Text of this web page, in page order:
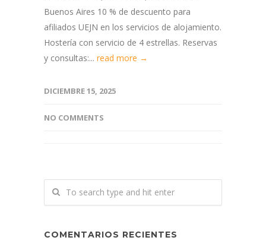
Buenos Aires 10 % de descuento para
afiliados UEJN en los servicios de alojamiento.
Hostería con servicio de 4 estrellas. Reservas
y consultas:... read more →
DICIEMBRE 15, 2025
NO COMMENTS
COMENTARIOS RECIENTES